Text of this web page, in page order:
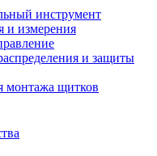
инструмент
и измерения
и защиты
монтажа щитков